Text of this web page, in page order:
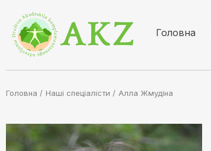
Головна
Головна / Наші спеціалісти / Алла Жмудiна